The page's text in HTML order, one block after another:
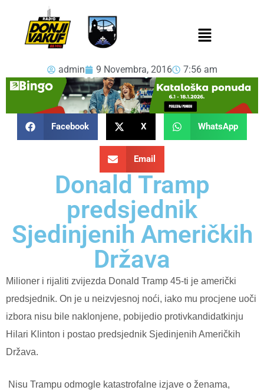
admin 9 Novembra, 2016 7:56 am
Facebook X WhatsApp
Email
Donald Tramp
predsjednik
Sjedinjenih Američkih
Država
Milioner i rijaliti zvijezda Donald Tramp 45-ti je američki
predsjednik. On je u neizvjesnoj noći, iako mu procjene uoči
izbora nisu bile naklonjene, pobijedio protivkandidatkinju
Hilari Klinton i postao predsjednik Sjedinjenih Američkih
Država.
Nisu Trampu odmogle katastrofalne izjave o ženama,